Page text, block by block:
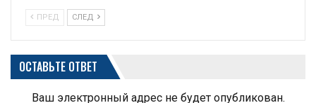
ПРЕД СЛЕД
ОСТАВЬТЕ ОТВЕТ
Ваш электронный адрес не будет опубликован.